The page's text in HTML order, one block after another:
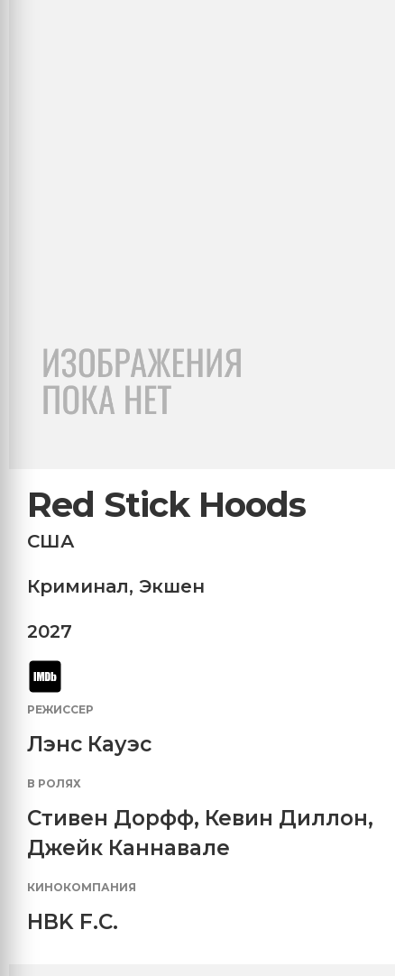
Red Stick Hoods
США
Криминал, Экшен
2027
РЕЖИССЕР
Лэнс Кауэс
В РОЛЯХ
Стивен Дорфф, Кевин Диллон,
Джейк Каннавале
КИНОКОМПАНИЯ
HBK F.C.